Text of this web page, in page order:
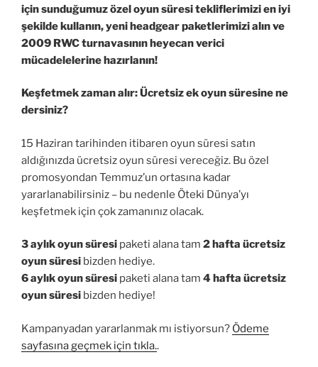
için sunduğumuz özel oyun süresi tekliflerimizi en iyi
şekilde kullanın, yeni headgear paketlerimizi alın ve
2009 RWC turnavasının heyecan verici
mücadelelerine hazırlanın!
Keşfetmek zaman alır: Ücretsiz ek oyun süresine ne
dersiniz?
15 Haziran tarihinden itibaren oyun süresi satın
aldığınızda ücretsiz oyun süresi vereceğiz. Bu özel
promosyondan Temmuz’un ortasına kadar
yararlanabilirsiniz – bu nedenle Öteki Dünya’yı
keşfetmek için çok zamanınız olacak.
3 aylık oyun süresi paketi alana tam 2 hafta ücretsiz
oyun süresi bizden hediye.
6 aylık oyun süresi paketi alana tam 4 hafta ücretsiz
oyun süresi bizden hediye!
Kampanyadan yararlanmak mı istiyorsun? Ödeme
sayfasına geçmek için tıkla..